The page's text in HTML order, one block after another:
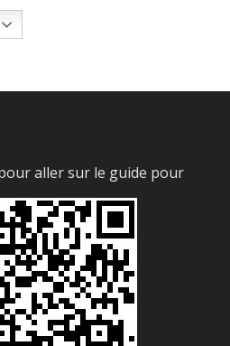
aller sur le guide pour